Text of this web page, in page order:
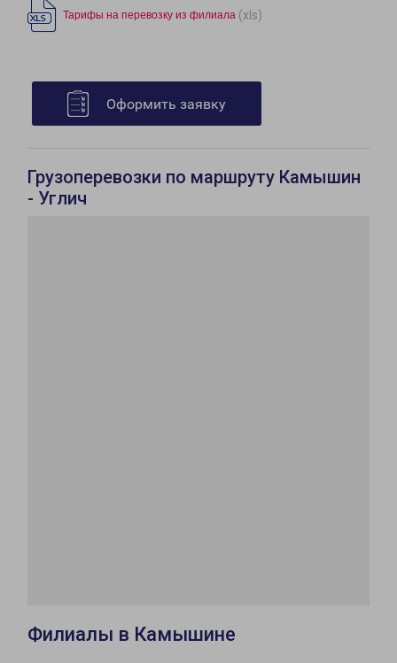
Тарифы на перевозку из филиала (xls)
Оформить заявку
Грузоперевозки по маршруту Камышин
- Углич
Филиалы в Камышине